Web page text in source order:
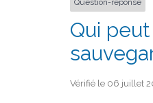
Question-réponse
Qui
Vérifié le 06 juillet